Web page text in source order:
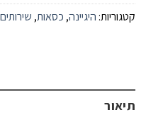
קטגוריות: היגיינה, כסאות,
תיאור